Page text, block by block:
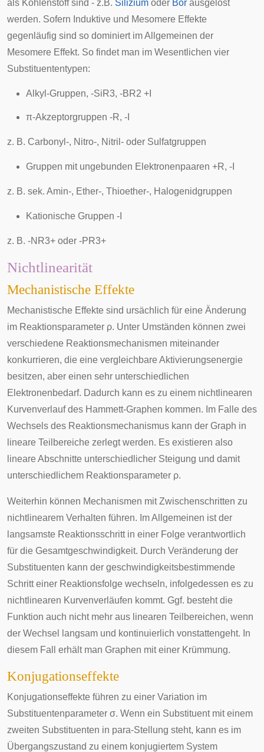
als Kohlenstoff sind - z.B. Silizium oder Bor ausgelöst
werden. Sofern Induktive und Mesomere Effekte
gegenläufig sind so dominiert im Allgemeinen der
Mesomere Effekt. So findet man im Wesentlichen vier
Substituententypen:
Alkyl-Gruppen, -SiR3, -BR2 +I
π-Akzeptorgruppen -R, -I
z. B. Carbonyl-, Nitro-, Nitril- oder Sulfatgruppen
Gruppen mit ungebunden Elektronenpaaren +R, -I
z. B. sek. Amin-, Ether-, Thioether-, Halogenidgruppen
Kationische Gruppen -I
z. B. -NR3+ oder -PR3+
Nichtlinearität
Mechanistische Effekte
Mechanistische Effekte sind ursächlich für eine Änderung
im Reaktionsparameter ρ. Unter Umständen können zwei
verschiedene Reaktionsmechanismen miteinander
konkurrieren, die eine vergleichbare Aktivierungsenergie
besitzen, aber einen sehr unterschiedlichen
Elektronenbedarf. Dadurch kann es zu einem nichtlinearen
Kurvenverlauf des Hammett-Graphen kommen. Im Falle des
Wechsels des Reaktionsmechanismus kann der Graph in
lineare Teilbereiche zerlegt werden. Es existieren also
lineare Abschnitte unterschiedlicher Steigung und damit
unterschiedlichem Reaktionsparameter ρ.
Weiterhin können Mechanismen mit Zwischenschritten zu
nichtlinearem Verhalten führen. Im Allgemeinen ist der
langsamste Reaktionsschritt in einer Folge verantwortlich
für die Gesamtgeschwindigkeit. Durch Veränderung der
Substituenten kann der geschwindigkeitsbestimmende
Schritt einer Reaktionsfolge wechseln, infolgedessen es zu
nichtlinearen Kurvenverläufen kommt. Ggf. besteht die
Funktion auch nicht mehr aus linearen Teilbereichen, wenn
der Wechsel langsam und kontinuierlich vonstattengeht. In
diesem Fall erhält man Graphen mit einer Krümmung.
Konjugationseffekte
Konjugationseffekte führen zu einer Variation im
Substituentenparameter σ. Wenn ein Substituent mit einem
zweiten Substituenten in para-Stellung steht, kann es im
Übergangszustand zu einem konjugiertem System